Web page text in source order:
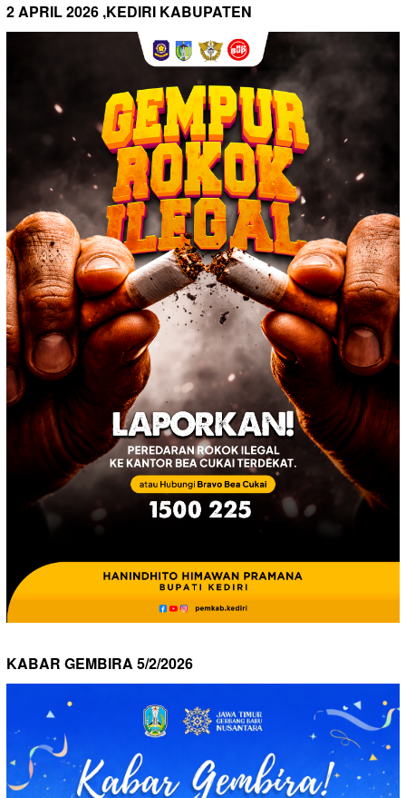
2 APRIL 2026 ,KEDIRI KABUPATEN
KABAR GEMBIRA 5/2/2026